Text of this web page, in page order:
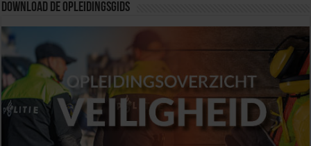
Download de opleidingsgids